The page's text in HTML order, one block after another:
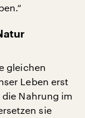
gleichen
Leben erst
Nahrung im
sie